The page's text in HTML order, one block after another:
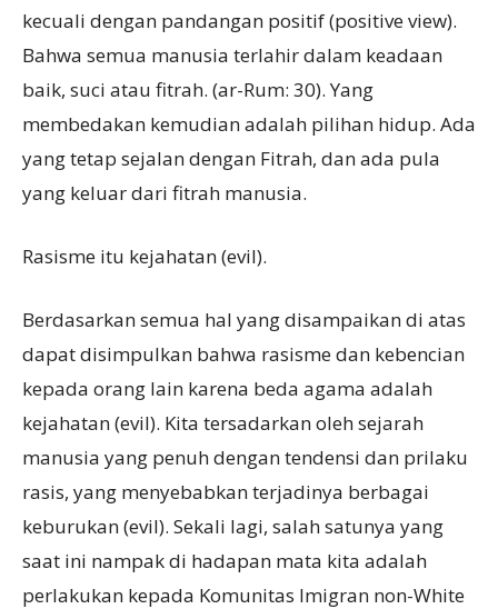
kecuali dengan pandangan positif (positive view).
Bahwa semua manusia terlahir dalam keadaan
baik, suci atau fitrah. (ar-Rum: 30). Yang
membedakan kemudian adalah pilihan hidup. Ada
yang tetap sejalan dengan Fitrah, dan ada pula
yang keluar dari fitrah manusia.
Rasisme itu kejahatan (evil).
Berdasarkan semua hal yang disampaikan di atas
dapat disimpulkan bahwa rasisme dan kebencian
kepada orang lain karena beda agama adalah
kejahatan (evil). Kita tersadarkan oleh sejarah
manusia yang penuh dengan tendensi dan prilaku
rasis, yang menyebabkan terjadinya berbagai
keburukan (evil). Sekali lagi, salah satunya yang
saat ini nampak di hadapan mata kita adalah
perlakukan kepada Komunitas Imigran non-White